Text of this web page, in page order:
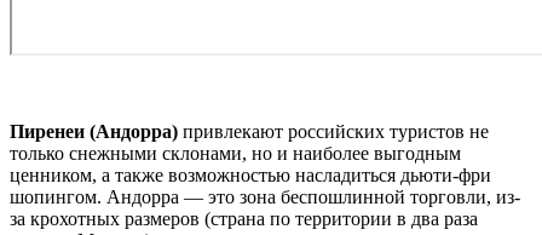
Пиренеи (Андорра) привлекают российских туристов не
только снежными склонами, но и наиболее выгодным
ценником, а также возможностью насладиться дьюти-фри
шопингом. Андорра — это зона беспошлинной торговли, из-
за крохотных размеров (страна по территории в два раза